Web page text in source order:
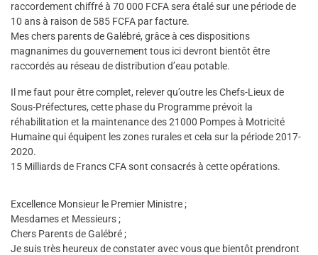
raccordement chiffré à 70 000 FCFA sera étalé sur une période de
10 ans à raison de 585 FCFA par facture.
Mes chers parents de Galébré, grâce à ces dispositions
magnanimes du gouvernement tous ici devront bientôt être
raccordés au réseau de distribution d’eau potable.
Il me faut pour être complet, relever qu’outre les Chefs-Lieux de
Sous-Préfectures, cette phase du Programme prévoit la
réhabilitation et la maintenance des 21000 Pompes à Motricité
Humaine qui équipent les zones rurales et cela sur la période 2017-
2020.
15 Milliards de Francs CFA sont consacrés à cette opérations.
Excellence Monsieur le Premier Ministre ;
Mesdames et Messieurs ;
Chers Parents de Galébré ;
Je suis très heureux de constater avec vous que bientôt prendront